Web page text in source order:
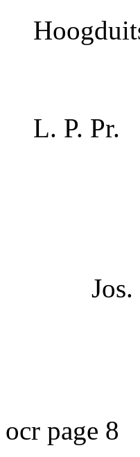
L. P. Pr.
Jos.
ocr page 8